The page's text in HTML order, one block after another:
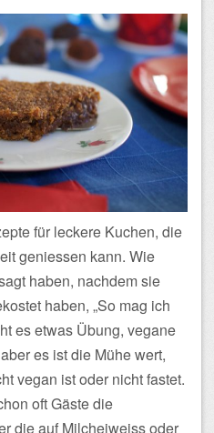
für leckere Kuchen, die
geniessen kann. Wie
haben, nachdem sie
haben, „So mag ich
es etwas Übung, vegane
es ist die Mühe wert,
vegan ist oder nicht fastet.
oft Gäste die
die auf Milcheiweiss oder